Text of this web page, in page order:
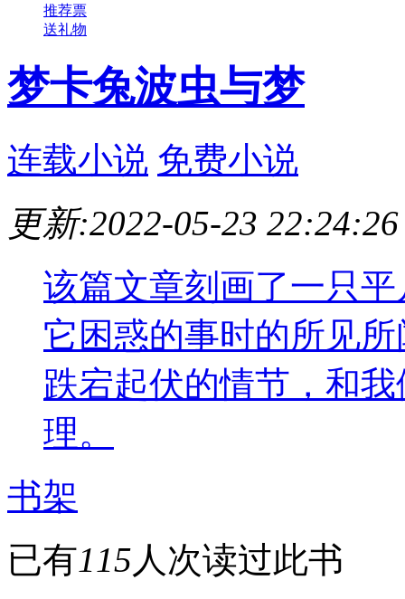
推荐票
送礼物
梦卡兔波虫与梦
连载小说 免费小说
更新:2022-05-23 22:24:26
该篇文章刻画了一只
它困惑的事时的所见
跌宕起伏的情节，和
理。
书架
已有115人次读过此书